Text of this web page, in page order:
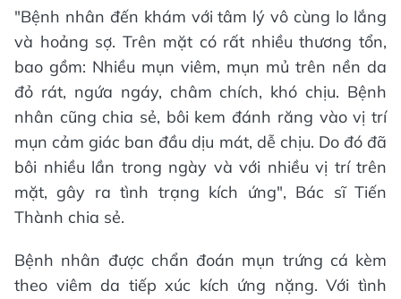
"Bệnh nhân đến khám với tâm lý vô cùng lo lắng
và hoảng sợ. Trên mặt có rất nhiều thương tổn,
bao gồm: Nhiều mụn viêm, mụn mủ trên nền da
đỏ rát, ngứa ngáy, châm chích, khó chịu. Bệnh
nhân cũng chia sẻ, bôi kem đánh răng vào vị trí
mụn cảm giác ban đầu dịu mát, dễ chịu. Do đó đã
bôi nhiều lần trong ngày và với nhiều vị trí trên
mặt, gây ra tình trạng kích ứng", Bác sĩ Tiến
Thành chia sẻ.
Bệnh nhân được chẩn đoán mụn trứng cá kèm
theo viêm da tiếp xúc kích ứng nặng. Với tình